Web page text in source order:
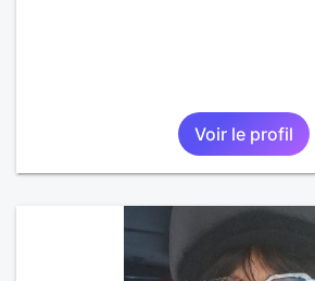
Voir le profil